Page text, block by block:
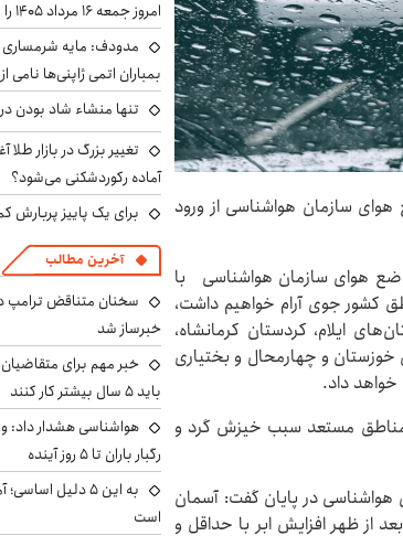
سازمان هواشناسی از ورود
هوای سازمان هواشناسی با
روز یکشنبه (۲۷ آبان) در اغلب مناطق کشور جوی آرام خواهیم داشت،
استان‌های ایلام، کردستان کرمانشاه،
خوزستان و چهارمحال و بختیاری
خواهد داد.
مناطق مستعد سبب خیزش گرد و
در پایان گفت: آسمان
از ظهر افزایش ابر با حداقل و
امروز جمعه ۱۶ مرداد ۱۴۰۵ را ببینند
مدودف: مایه شرمساری
بمباران اتمی ژاپنی‌ها نامی
تنها منشاء شاد بودن
تغییر بزرگ در بازار
آماده رکوردشکنی می‌شود؟
برای یک پاییز پربارش
آخرین مطالب
سخنان متناقض ترامپ
خبرساز شد
خبر مهم برای
باید ۵ سال بیشتر کار کنند
هواشناسی هشدار داد:
رگبار باران تا ۵ روز آینده
به این ۵ دلیل
است